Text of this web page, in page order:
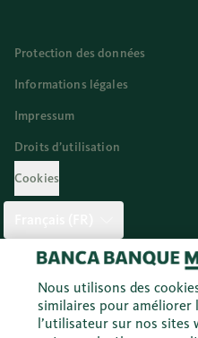
Protection des données
Informations légales
Impressum
Droits d’utilisation
Cookies
Facebook
Nous utilisons des
similaires pour améliorer
l’utilisateur sur nos sites